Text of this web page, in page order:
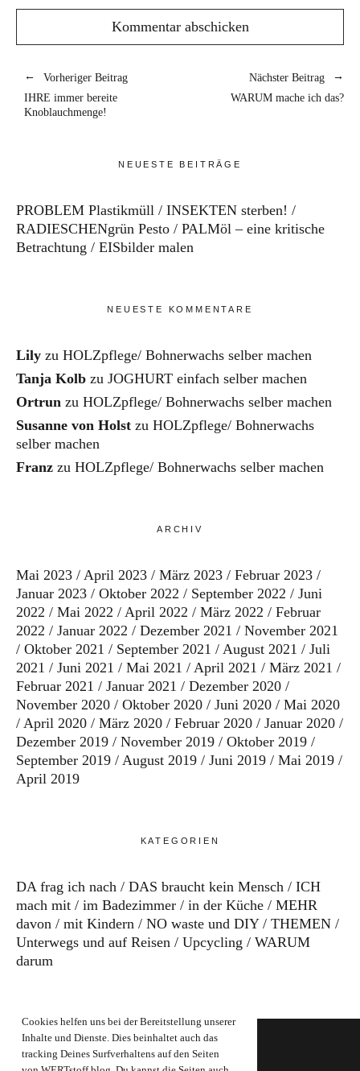
Cookies helfen uns bei der Bereitstellung unserer
Inhalte und Dienste. Dies beinhaltet auch das
tracking Deines Surfverhaltens auf den Seiten
Vorheriger Beitrag
IHRE immer bereite
Knoblauchmenge!
Nächster Beitrag
WARUM mache ich das?
NEUESTE BEITRÄGE
PROBLEM Plastikmüll
INSEKTEN sterben!
RADIESCHENgrün Pesto
PALMöl – eine kritische
Betrachtung
EISbilder malen
NEUESTE KOMMENTARE
Lily zu HOLZpflege/ Bohnerwachs selber machen
Tanja Kolb zu JOGHURT einfach selber machen
Ortrun zu HOLZpflege/ Bohnerwachs selber machen
Susanne von Holst zu HOLZpflege/ Bohnerwachs
selber machen
Franz zu HOLZpflege/ Bohnerwachs selber machen
ARCHIV
Mai 2023 April 2023 März 2023
Februar 2023
Januar 2023
Oktober 2022 September 2022
Juni
2022
Mai 2022 April 2022 März 2022
Februar
2022
Januar 2022 Dezember 2021
November 2021
Oktober 2021
September 2021 August 2021
Juli
2021
Juni 2021 Mai 2021 April 2021
März 2021
Februar 2021
Januar 2021
Dezember 2020
November 2020
Oktober 2020 Juni 2020
Mai 2020
April 2020
März 2020 Februar 2020
Januar 2020
Dezember 2019
November 2019
Oktober 2019
September 2019
August 2019 Juni 2019
Mai 2019
April 2019
KATEGORIEN
DA frag ich nach DAS braucht kein Mensch
ICH
mach mit
im Badezimmer in der Küche
MEHR
davon
mit Kindern NO waste und DIY
THEMEN
Unterwegs und auf Reisen
Upcycling
WARUM
darum